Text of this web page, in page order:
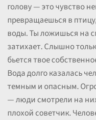
голову — это чувство
превращаешься в
воды. Ты ложишься на
затихает. Слышно
бьется твое
Вода долго казалась
темным и опасным.
— люди смотрели на
плохой советчик.